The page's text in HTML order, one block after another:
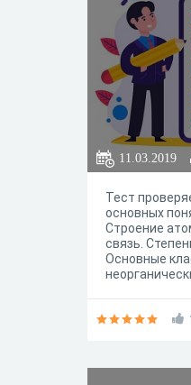
11.03.2019
Тест
основных
Строение
связь.
Основные